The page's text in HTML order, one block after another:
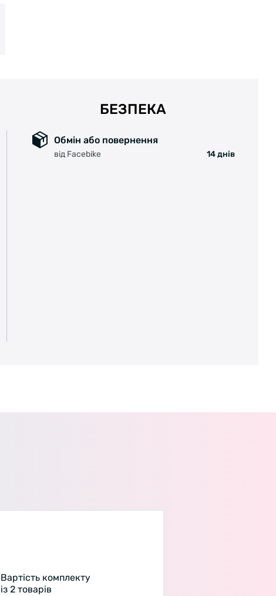
БЕЗПЕКА
Обмін або повернення
від Facebike 14 днів
Вартість комплекту
із 2 товарів